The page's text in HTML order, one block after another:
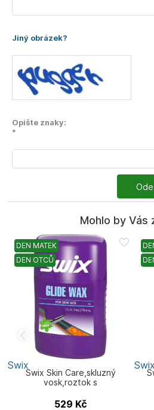
Jiný obrázek?
Opište znaky:
*
Mohlo by Vás
DEN MATEK
DEN OTCŮ
Swix
Swix Skin Care,skluzný
vosk,roztok s
529 Kč
Swix